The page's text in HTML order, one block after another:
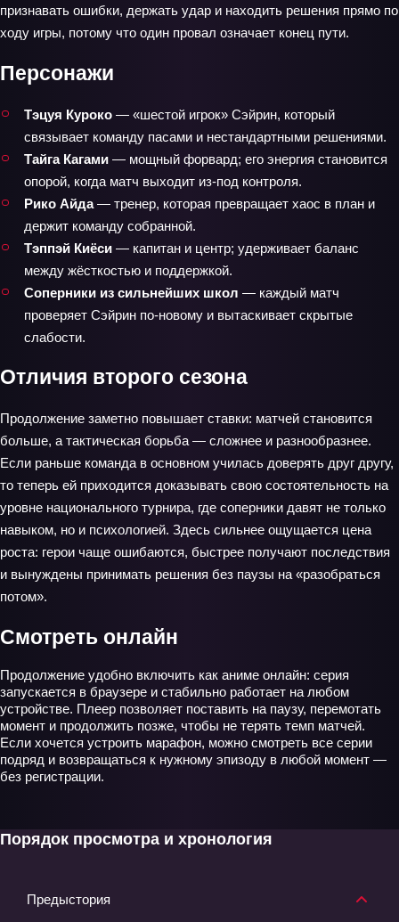
признавать ошибки, держать удар и находить решения прямо по
ходу игры, потому что один провал означает конец пути.
Персонажи
Тэцуя Куроко — «шестой игрок» Сэйрин, который
связывает команду пасами и нестандартными решениями.
Тайга Кагами — мощный форвард; его энергия становится
опорой, когда матч выходит из-под контроля.
Рико Айда— тренер, которая превращает хаос в план и
держит команду собранной.
Тэппэй Киёси — капитан и центр; удерживает баланс
между жёсткостью и поддержкой.
Соперники из сильнейших школ — каждый матч
проверяет Сэйрин по‑новому и вытаскивает скрытые
слабости.
Отличия второго сезона
Продолжение заметно повышает ставки: матчей становится
больше, а тактическая борьба — сложнее и разнообразнее.
Если раньше команда в основном училась доверять друг другу,
то теперь ей приходится доказывать свою состоятельность на
уровне национального турнира, где соперники давят не только
навыком, но и психологией. Здесь сильнее ощущается цена
роста: герои чаще ошибаются, быстрее получают последствия
и вынуждены принимать решения без паузы на «разобраться
потом».
Смотреть онлайн
Продолжение удобно включить как аниме онлайн: серия
запускается в браузере и стабильно работает на любом
устройстве. Плеер позволяет поставить на паузу, перемотать
момент и продолжить позже, чтобы не терять темп матчей.
Если хочется устроить марафон, можно смотреть все серии
подряд и возвращаться к нужному эпизоду в любой момент —
без регистрации.
Порядок просмотра и хронология
Предыстория